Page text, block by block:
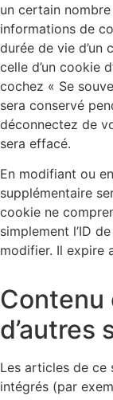
un certain
informations de
durée de vie d’un
celle d’un cookie
cochez « Se
sera conservé
déconnectez de
sera effacé.
En modifiant ou
supplémentaire
cookie ne
simplement l’ID
modifier. Il expire
Contenu
d’autres
Les articles de ce
intégrés (par